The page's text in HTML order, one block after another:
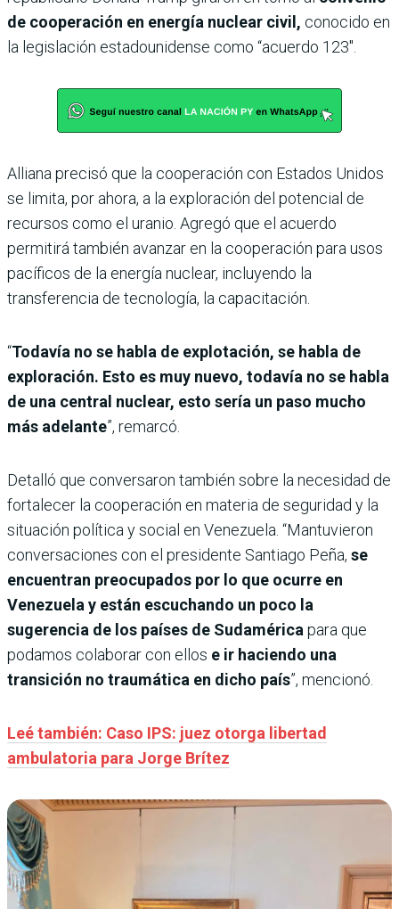
de cooperación en energía nuclear civil, conocido en
la legislación estadounidense como “acuerdo 123″.
Alliana precisó que la cooperación con Estados Unidos
se limita, por ahora, a la exploración del potencial de
recursos como el uranio. Agregó que el acuerdo
permitirá también avanzar en la cooperación para usos
pacíficos de la energía nuclear, incluyendo la
transferencia de tecnología, la capacitación.
“Todavía no se habla de explotación, se habla de
exploración. Esto es muy nuevo, todavía no se habla
de una central nuclear, esto sería un paso mucho
más adelante”, remarcó.
Detalló que conversaron también sobre la necesidad de
fortalecer la cooperación en materia de seguridad y la
situación política y social en Venezuela. “Mantuvieron
conversaciones con el presidente Santiago Peña, se
encuentran preocupados por lo que ocurre en
Venezuela y están escuchando un poco la
sugerencia de los países de Sudamérica para que
podamos colaborar con ellos e ir haciendo una
transición no traumática en dicho país”, mencionó.
Leé también: Caso IPS: juez otorga libertad
ambulatoria para Jorge Brítez